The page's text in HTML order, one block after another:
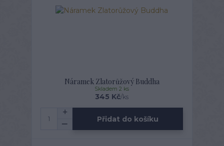
Náramek Zlatorůžový Buddha
345 Kč/ks
Skladem 2 ks
Přidat do košíku